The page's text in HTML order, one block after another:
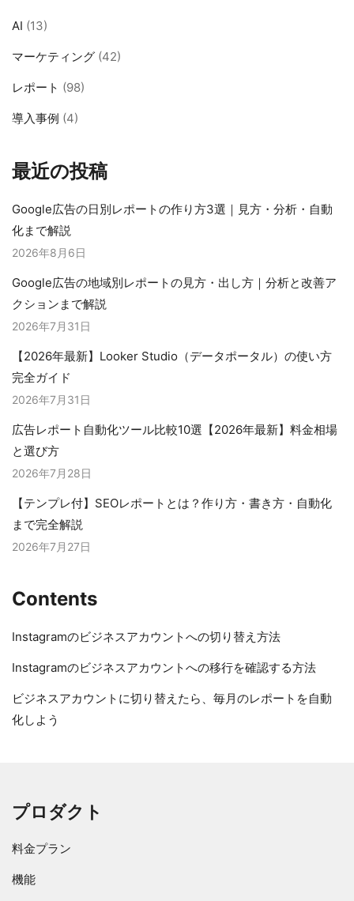
AI (13)
マーケティング (42)
レポート (98)
導入事例 (4)
最近の投稿
Google広告の日別レポートの作り方3選｜見方・分析・自動
化まで解説
2026年8月6日
Google広告の地域別レポートの見方・出し方｜分析と改善ア
クションまで解説
2026年7月31日
【2026年最新】Looker Studio（データポータル）の使い方
完全ガイド
2026年7月31日
広告レポート自動化ツール比較10選【2026年最新】料金相場
と選び方
2026年7月28日
【テンプレ付】SEOレポートとは？作り方・書き方・自動化
まで完全解説
2026年7月27日
Contents
Instagramのビジネスアカウントへの切り替え方法
Instagramのビジネスアカウントへの移行を確認する方法
ビジネスアカウントに切り替えたら、毎月のレポートを自動
化しよう
プロダクト
料金プラン
機能